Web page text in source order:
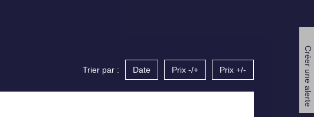
Créer une alerte
Trier par : Date Prix -/+ Prix +/-